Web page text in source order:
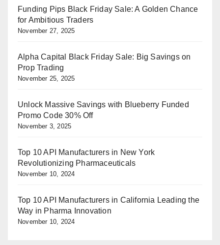
Funding Pips Black Friday Sale: A Golden Chance
for Ambitious Traders
November 27, 2025
Alpha Capital Black Friday Sale: Big Savings on
Prop Trading
November 25, 2025
Unlock Massive Savings with Blueberry Funded
Promo Code 30% Off
November 3, 2025
Top 10 API Manufacturers in New York
Revolutionizing Pharmaceuticals
November 10, 2024
Top 10 API Manufacturers in California Leading the
Way in Pharma Innovation
November 10, 2024